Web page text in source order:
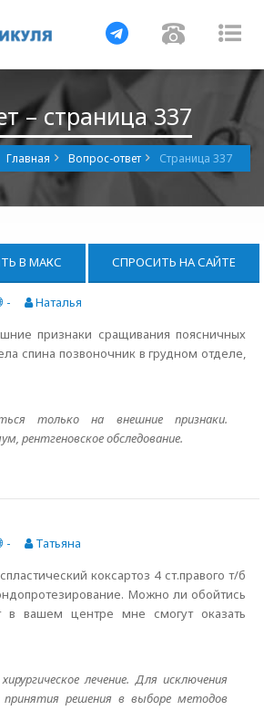
Навигация
– страница 337
Главная Вопрос-ответ Страница 337
В МАКС СПРОСИТЬ НА САЙТЕ
-
Наталья
признаки сращивания поясничных
спина позвоночник в грудном отделе,
только на внешние признаки.
рентгеновское обследование.
-
Татьяна
коксартоз 4 ст.правого т/б
Можно ли обойтись
вашем центре мне смогут оказать
лечение. Для исключения
принятия решения в выборе методов